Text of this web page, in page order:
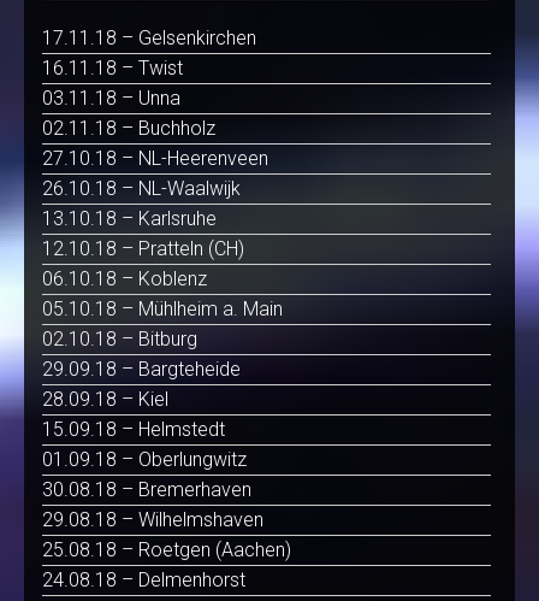
17.11.18 – Gelsenkirchen
16.11.18 – Twist
03.11.18 – Unna
02.11.18 – Buchholz
27.10.18 – NL-Heerenveen
26.10.18 – NL-Waalwijk
13.10.18 – Karlsruhe
12.10.18 – Pratteln (CH)
06.10.18 – Koblenz
05.10.18 – Mühlheim a. Main
02.10.18 – Bitburg
29.09.18 – Bargteheide
28.09.18 – Kiel
15.09.18 – Helmstedt
01.09.18 – Oberlungwitz
30.08.18 – Bremerhaven
29.08.18 – Wilhelmshaven
25.08.18 – Roetgen (Aachen)
24.08.18 – Delmenhorst